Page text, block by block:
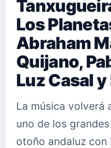
Los
Abraham
Quijano,
Luz Casal
La música volverá
uno de los
otoño andaluz